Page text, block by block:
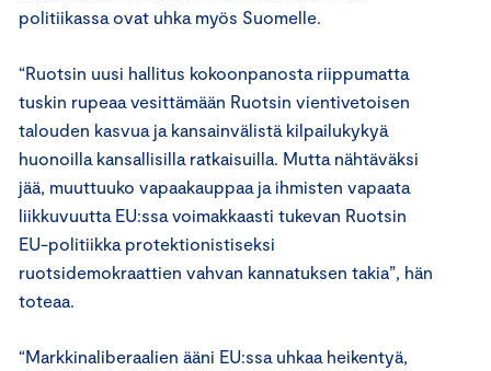
politiikassa ovat uhka myös Suomelle.
“Ruotsin uusi hallitus kokoonpanosta riippumatta
tuskin rupeaa vesittämään Ruotsin vientivetoisen
talouden kasvua ja kansainvälistä kilpailukykyä
huonoilla kansallisilla ratkaisuilla. Mutta nähtäväksi
jää, muuttuuko vapaakauppaa ja ihmisten vapaata
liikkuvuutta EU:ssa voimakkaasti tukevan Ruotsin
EU-politiikka protektionistiseksi
ruotsidemokraattien vahvan kannatuksen takia”, hän
toteaa.
“Markkinaliberaalien ääni EU:ssa uhkaa heikentyä,